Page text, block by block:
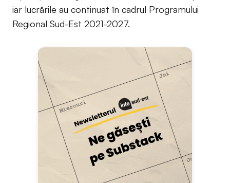
iar lucrările au continuat în cadrul Programului
Regional Sud-Est 2021-2027.